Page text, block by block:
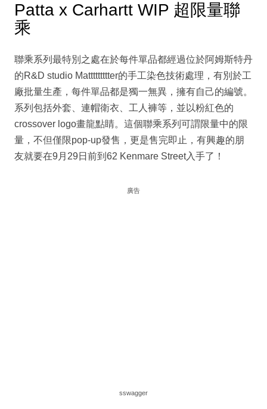
Patta x Carhartt WIP 超限量聯
乘
聯乘系列最特別之處在於每件單品都經過位於阿姆斯特丹
的R&D studio Mattttttttter的手工染色技術處理，有別於工
廠批量生產，每件單品都是獨一無異，擁有自己的編號。
系列包括外套、連帽衛衣、工人褲等，並以粉紅色的
crossover logo畫龍點睛。這個聯乘系列可謂限量中的限
量，不但僅限pop-up發售，更是售完即止，有興趣的朋
友就要在9月29日前到62 Kenmare Street入手了！
廣告
sswagger